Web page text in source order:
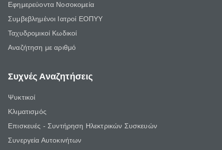
Εφημερεύοντα Νοσοκομεία
Συμβεβλημένοι Ιατροί ΕΟΠΥΥ
Ταχυδρομικοί Κωδικοί
Αναζήτηση με αριθμό
Συχνές Αναζητήσεις
Ψυκτικοί
Κλιματισμός
Επισκευές - Συντήρηση Ηλεκτρικών Συσκευών
Συνεργεία Αυτοκινήτων